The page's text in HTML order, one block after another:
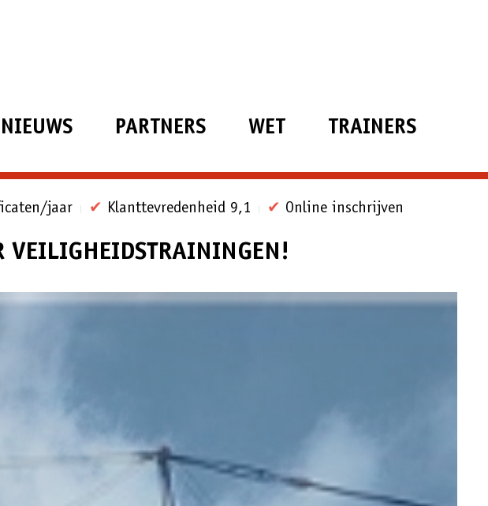
NIEUWS PARTNERS WET TRAINERS
jaar ✔ Klanttevredenheid 9,1 ✔ Online inschrijven
VEILIGHEIDSTRAININGEN!